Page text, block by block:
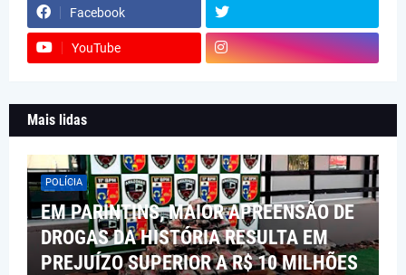
Facebook
YouTube
Mais lidas
POLÍCIA
EM PARINTINS, MAIOR APREENSÃO DE
DROGAS DA HISTÓRIA RESULTA EM
PREJUÍZO SUPERIOR A R$ 10 MILHÕES